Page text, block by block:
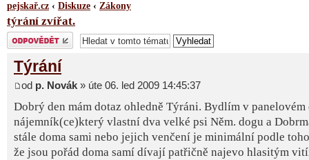
pejskař.cz ‹ Diskuze ‹ Zákony
týrání zvířat.
Odeslat odpověď
Týrání
od p. Novák » úte 06. led 2009 14:45:37
Dobrý den mám dotaz ohledně Týráni. Bydlím v panelovém
nájemník(ce)který vlastní dva velké psi Něm. dogu a
stále doma sami nebo jejich venčení je minimální podle
že jsou pořád doma samí dívají patřičně najevo hlasitým